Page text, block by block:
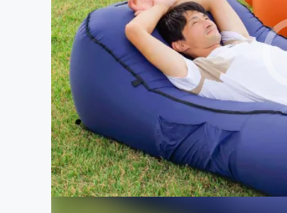
ビジネス・起業
まちづくり・地域活性化